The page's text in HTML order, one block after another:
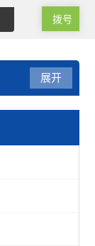
拨号
展开